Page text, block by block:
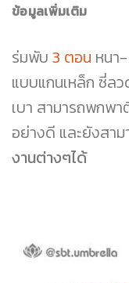
ข้อมูลเพิ่มเติม
ร่มพับ 3 ตอน หนา
แบบแกนเหล็ก ซี่ล
เบา สามารถพกพ
อย่างดี และยังสาม
งานต่างๆได้